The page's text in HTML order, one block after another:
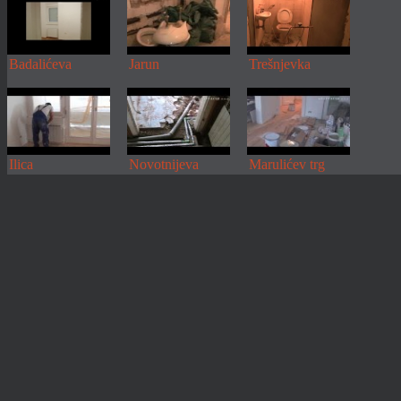
Badalićeva Jarun Trešnjevka
Ilica Novotnijeva Marulićev trg